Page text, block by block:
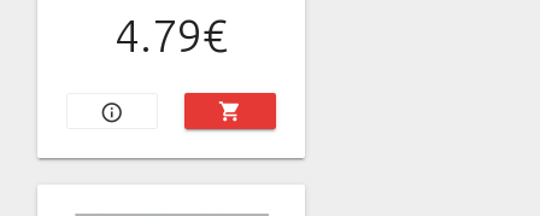
4.79€
info_outline shopping_cart